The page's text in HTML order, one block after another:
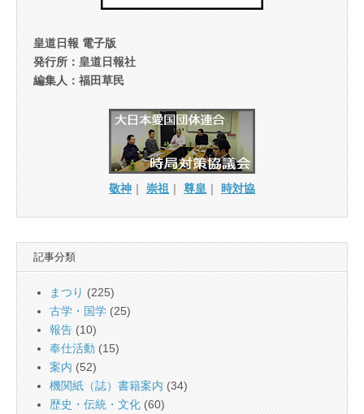
皇道日報 電子版
発行所：皇道日報社
編集人：福田草民
敬神 ｜ 崇祖 ｜ 尊皇 ｜ 時対協
記事分類
まつり (225)
古学・国学 (25)
報告 (10)
奉仕活動 (15)
案内 (52)
機関紙（誌）書籍案内 (34)
歴史・伝統・文化 (60)